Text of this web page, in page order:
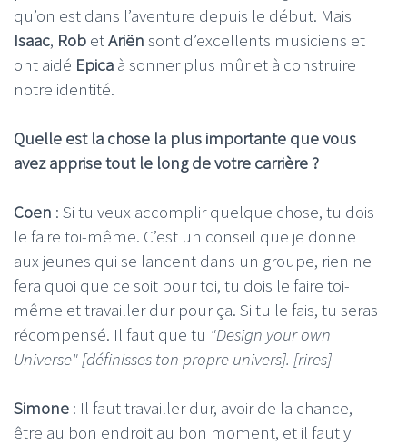
qu’on est dans l’aventure depuis le début. Mais
Isaac, Rob etAriën sont d’excellents musiciens et
ont aidé Epica à sonner plus mûr et à construire
notre identité.
Quelle est la chose la plus importante que vous
avez apprise tout le long de votre carrière ?
Coen : Si tu veux accomplir quelque chose, tu dois
le faire toi-même. C’est un conseil que je donne
aux jeunes qui se lancent dans un groupe, rien ne
fera quoi que ce soit pour toi, tu dois le faire toi-
même et travailler dur pour ça. Si tu le fais, tu seras
récompensé. Il faut que tu "Design your own
Universe" [définisses ton propre univers]. [rires]
Simone : Il faut travailler dur, avoir de la chance,
être au bon endroit au bon moment, et il faut y